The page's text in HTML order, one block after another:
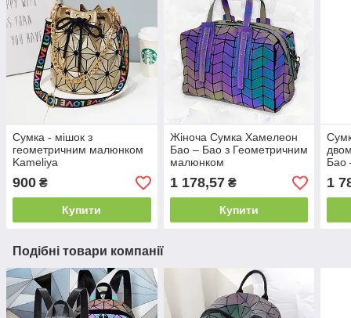
Сумка - мішок з
геометричним малюнком
Kameliya
900 ₴
Купити
Жіноча Сумка Хамелеон
Бао – Бао з Геометричним
малюнком
1 178,57₴
Купити
Бао
1
Подібні товари компанії